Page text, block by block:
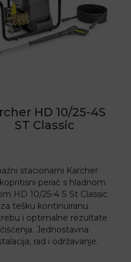
HD 10/25-4S
ST Classic
stacionarni Karcher
perač s hladnom
HD 10/25-4 S St Classic
za tešku kontinuiranu
i optimalne rezultate
čišćenja. Jednostavna
rad i održavanje.